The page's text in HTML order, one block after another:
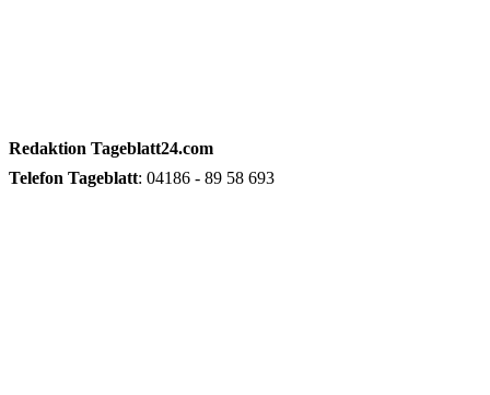
Redaktion Tageblatt24.com
Telefon Tageblatt: 04186 - 89 58 693